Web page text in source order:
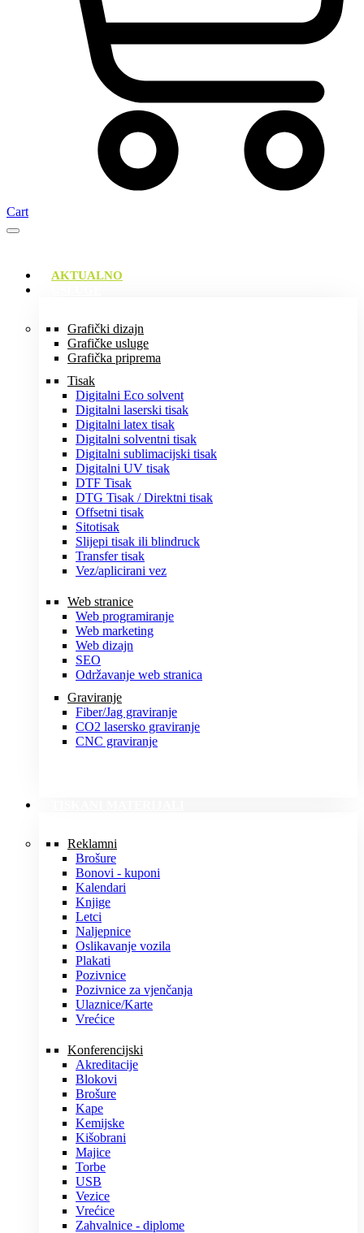
Cart
AKTUALNO
Grafički dizajn
Grafičke usluge
Grafička priprema
Tisak
Digitalni Eco solvent
Digitalni laserski tisak
Digitalni latex tisak
Digitalni solventni tisak
Digitalni sublimacijski tisak
Digitalni UV tisak
DTF Tisak
DTG Tisak / Direktni tisak
Offsetni tisak
Sitotisak
Slijepi tisak ili blindruck
Transfer tisak
Vez/aplicirani vez
Web stranice
Web programiranje
Web marketing
Web dizajn
SEO
Održavanje web stranica
Graviranje
Fiber/Jag graviranje
CO2 lasersko graviranje
CNC graviranje
Reklamni
Brošure
Bonovi - kuponi
Kalendari
Knjige
Letci
Naljepnice
Oslikavanje vozila
Plakati
Pozivnice
Pozivnice za vjenčanja
Ulaznice/Karte
Vrećice
Konferencijski
Akreditacije
Blokovi
Brošure
Kape
Kemijske
Kišobrani
Majice
Torbe
USB
Vezice
Vrećice
Zahvalnice - diplome